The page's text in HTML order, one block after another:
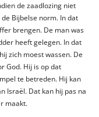
de zaadlozing niet
Bijbelse norm. In dat
brengen. De man was
heeft gelegen. In dat
zich moest wassen. De
God. Hij is op dat
te betreden. Hij kan
Israël. Dat kan hij pas na
maakt.